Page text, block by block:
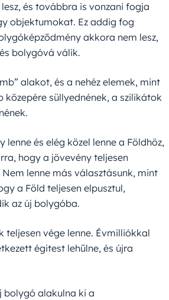
és továbbra is vonzani fogja
objektumokat. Ez addig fog
akkora nem lesz,
bolygóvá válik.
alakot, és a nehéz elemek, mint
közepére süllyednének, a szilikátok
lenne és elég közel lenne a Földhöz,
hogy a jövevény teljesen
lenne más választásunk, mint
a Föld teljesen elpusztul,
az új bolygóba.
teljesen vége lenne. Évmilliókkal
égitest lehűlne, és újra
bolygó alakulna ki a